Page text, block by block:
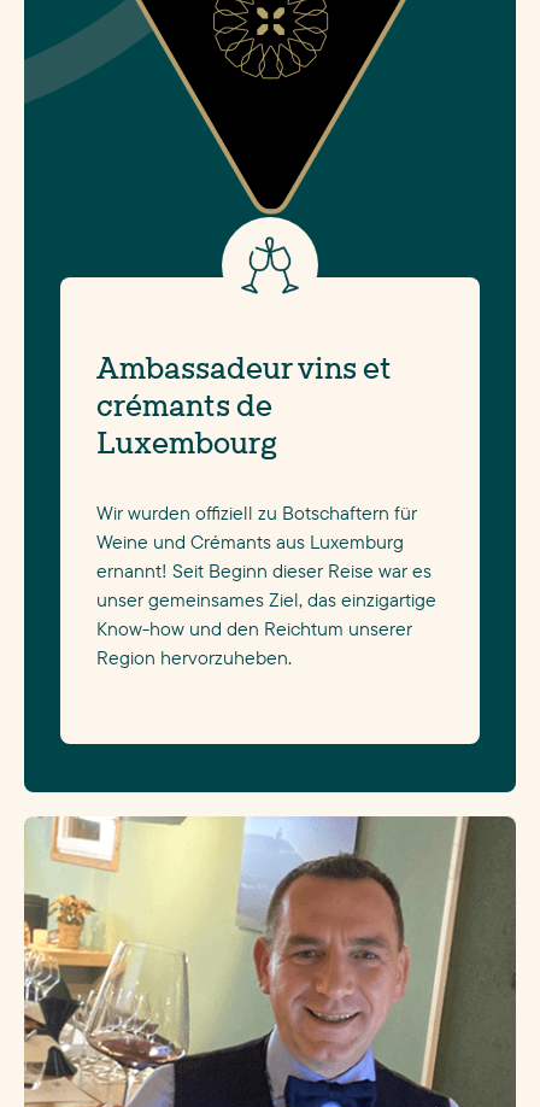
Ambassadeur vins et
crémants de
Luxembourg
Wir wurden offiziell zu Botschaftern für
Weine und Crémants aus Luxemburg
ernannt! Seit Beginn dieser Reise war es
unser gemeinsames Ziel, das einzigartige
Know-how und den Reichtum unserer
Region hervorzuheben.